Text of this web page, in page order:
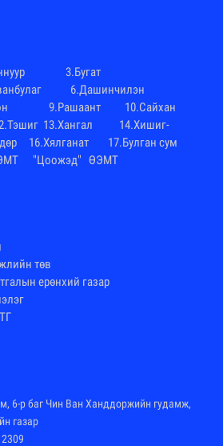
3.Бугат
6.Дашинчилэн
9.Рашаант 10.Сайхан
Тэшиг 13.Хангал 14.Хишиг-
16.Хялганат 17.Булган сум
"Цоожэд" ӨЭМТ
төв
ерөнхий газар
6-р баг Чин Ван Ханддоржийн гудамж,
газар